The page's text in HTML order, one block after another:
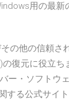
用の最
の他の信頼さ
復元に役立ち
ー・ソフトウ
する公式サイ